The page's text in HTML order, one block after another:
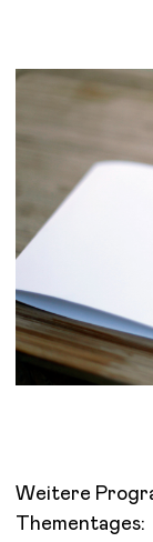
Weitere
Thementages: